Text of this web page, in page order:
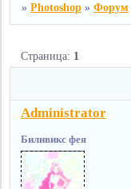
»Photoshop »Форум
Страница: 1
Administrator
Биливикс фея